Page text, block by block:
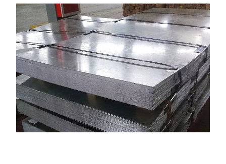
КАК МЫ РАБОТАЕМ
ДОСТАВКА И ОПЛАТА
НАШИ ОБЪЕКТЫ
ОТЗЫВЫ
О НАС
БЛОГ
КОНТАКТЫ